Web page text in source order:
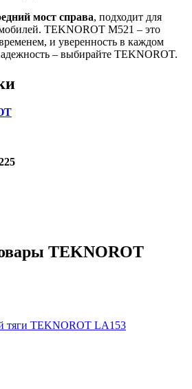
мост справа, подходит для
TEKNOROT M521 – это
и уверенность в каждом
– выбирайте TEKNOROT.
TEKNOROT
тяги TEKNOROT LA153